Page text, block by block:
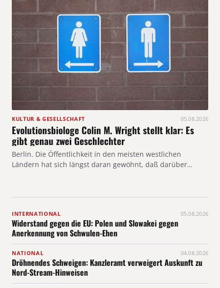
KULTUR & GESELLSCHAFT 05.08.2026
Evolutionsbiologe Colin M. Wright stellt klar: Es
gibt genau zwei Geschlechter
Berlin. Die Öffentlichkeit in den meisten westlichen
Ländern hat sich längst daran gewöhnt, daß darüber…
INTERNATIONAL 05.08.2026
Widerstand gegen die EU: Polen und Slowakei gegen
Anerkennung von Schwulen-Ehen
NATIONAL 04.08.2026
Dröhnendes Schweigen: Kanzleramt verweigert Auskunft zu
Nord-Stream-Hinweisen